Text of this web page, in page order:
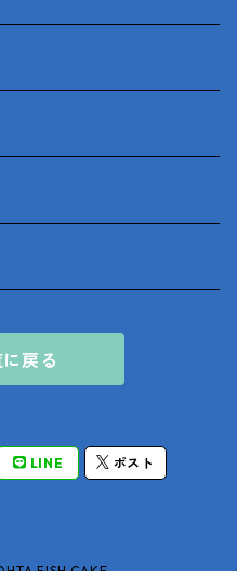
戻る
LINE ポスト